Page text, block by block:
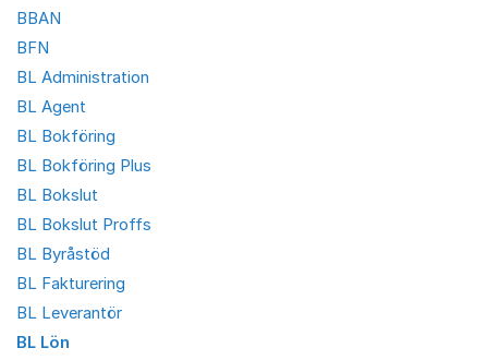
BBAN
BFN
BL Administration
BL Agent
BL Bokföring
BL Bokföring Plus
BL Bokslut
BL Bokslut Proffs
BL Byråstöd
BL Fakturering
BL Leverantör
BL Lön